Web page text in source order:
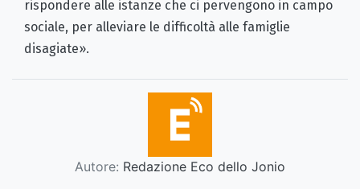
rispondere alle istanze che ci pervengono in campo
sociale, per alleviare le difficoltà alle famiglie
disagiate».
Autore: Redazione Eco dello Jonio